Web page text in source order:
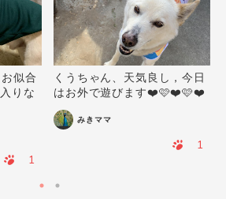
似合
りな
1
くうちゃん、天気良し，今日
はお外で遊びます❤️🩷❤️🩷❤️
みきママ
1